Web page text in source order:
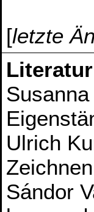
[letzte
Ulrich
Sándor